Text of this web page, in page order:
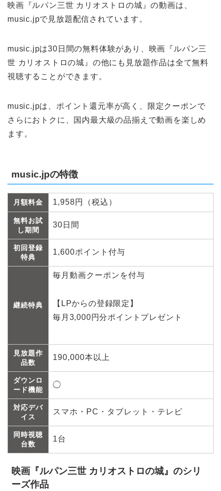
映画『ルパン三世 カリオストロの城』の動画は、
music.jpで見放題配信されています。
music.jpは30日間の無料体験があり、映画『ルパン三
世 カリオストロの城』の他にも見放題作品は全て無料
視聴することができます。
music.jpは、ポイント還元率が高く、限定クーポンで
さらにおトクに、国内最大級の品揃えで動画を楽しめ
ます。
music.jpの特徴
月額料金 1,958円（税込）
無料お試
し期間
30日間
初回登録
特典
1,600ポイント付与
継続特典
毎月動画クーポンを付与
【LPからの登録限定】
毎月3,000円分ポイントプレゼント
見放題作
品数
190,000本以上
ダウンロ
ード機能
◯
対応デバ
イス
スマホ・PC・タブレット・テレビ
同時視聴
台数
1台
映画『ルパン三世 カリオストロの城』のシリ
ーズ作品